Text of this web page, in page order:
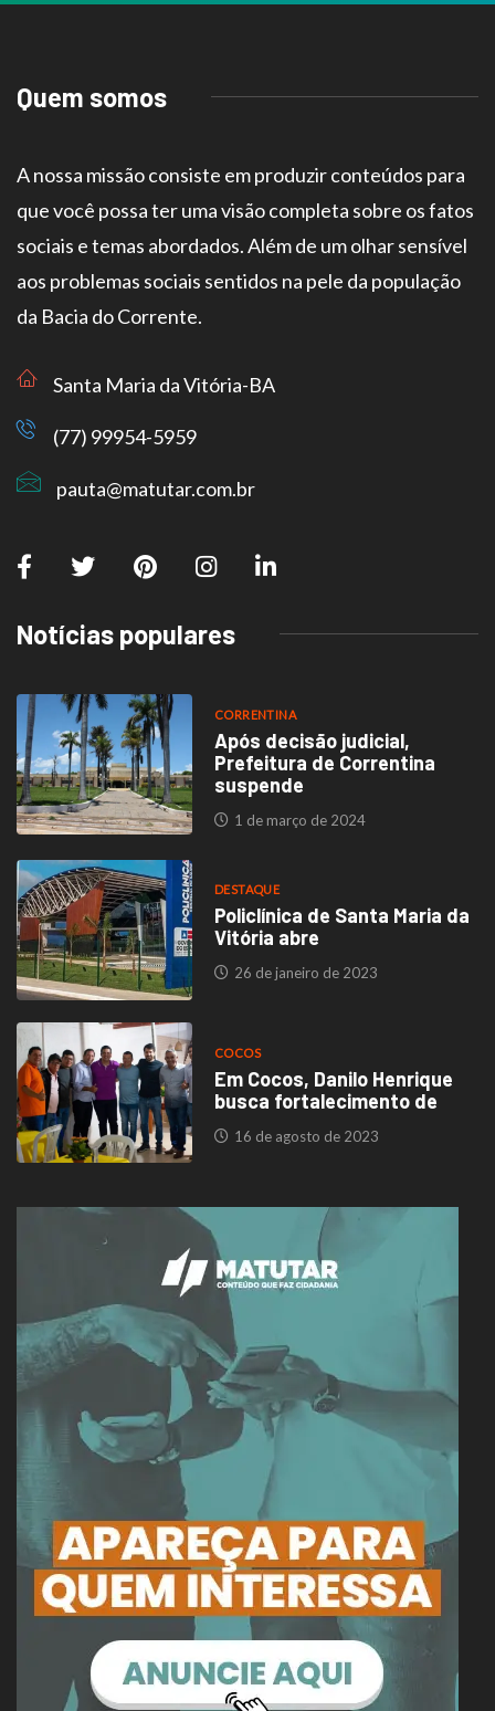
Quem somos
A nossa missão consiste em produzir conteúdos para
que você possa ter uma visão completa sobre os fatos
sociais e temas abordados. Além de um olhar sensível
aos problemas sociais sentidos na pele da população
da Bacia do Corrente.
Santa Maria da Vitória-BA
(77) 99954-5959
pauta@matutar.com.br
Notícias populares
CORRENTINA
Após decisão judicial,
Prefeitura de Correntina
suspende
1 de março de 2024
DESTAQUE
Policlínica de Santa Maria da
Vitória abre
26 de janeiro de 2023
COCOS
Em Cocos, Danilo Henrique
busca fortalecimento de
16 de agosto de 2023